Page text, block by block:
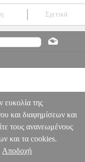
Σχετικά
ΜΕΤΕΩΡΟΛΟΓΙΚΟΙ
ευκολία της
και διαφημίσεων και
τους ανανεωμένους
και τα cookies.
Αποδοχή